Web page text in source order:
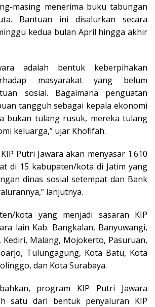
masing menerima buku tabungan
Bantuan ini disalurkan secara
kedua bulan April hingga akhir
adalah bentuk keberpihakan
masyarakat yang belum
sosial. Bagaimana penguatan
tangguh sebagai kepala ekonomi
bukan tulang rusuk, mereka tulang
keluarga,” ujar Khofifah.
Putri Jawara akan menyasar 1.610
di 15 kabupaten/kota di Jatim yang
dinas sosial setempat dan Bank
lanjutnya.
kota yang menjadi sasaran KIP
lain Kab. Bangkalan, Banyuwangi,
Kediri, Malang, Mojokerto, Pasuruan,
Tulungagung, Kota Batu, Kota
dan Kota Surabaya.
program KIP Putri Jawara
satu dari bentuk penyaluran KIP